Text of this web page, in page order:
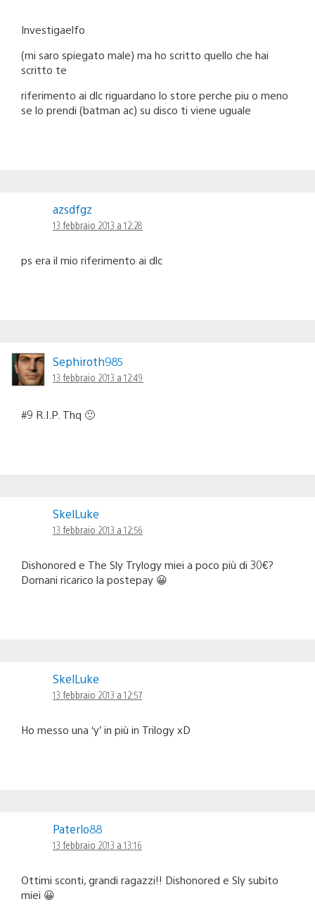
Investigaelfo
(mi saro spiegato male) ma ho scritto quello che hai
scritto te
riferimento ai dlc riguardano lo store perche piu o meno
se lo prendi (batman ac) su disco ti viene uguale
azsdfgz
13 febbraio 2013 a 12:28
ps era il mio riferimento ai dlc
Sephiroth985
13 febbraio 2013 a 12:49
#9 R.I.P. Thq 🙁
SkelLuke
13 febbraio 2013 a 12:56
Dishonored e The Sly Trylogy miei a poco più di 30€?
Domani ricarico la postepay 😀
SkelLuke
13 febbraio 2013 a 12:57
Ho messo una ‘y’ in più in Trilogy xD
Paterlo88
13 febbraio 2013 a 13:16
Ottimi sconti, grandi ragazzi!! Dishonored e Sly subito
miei 😀